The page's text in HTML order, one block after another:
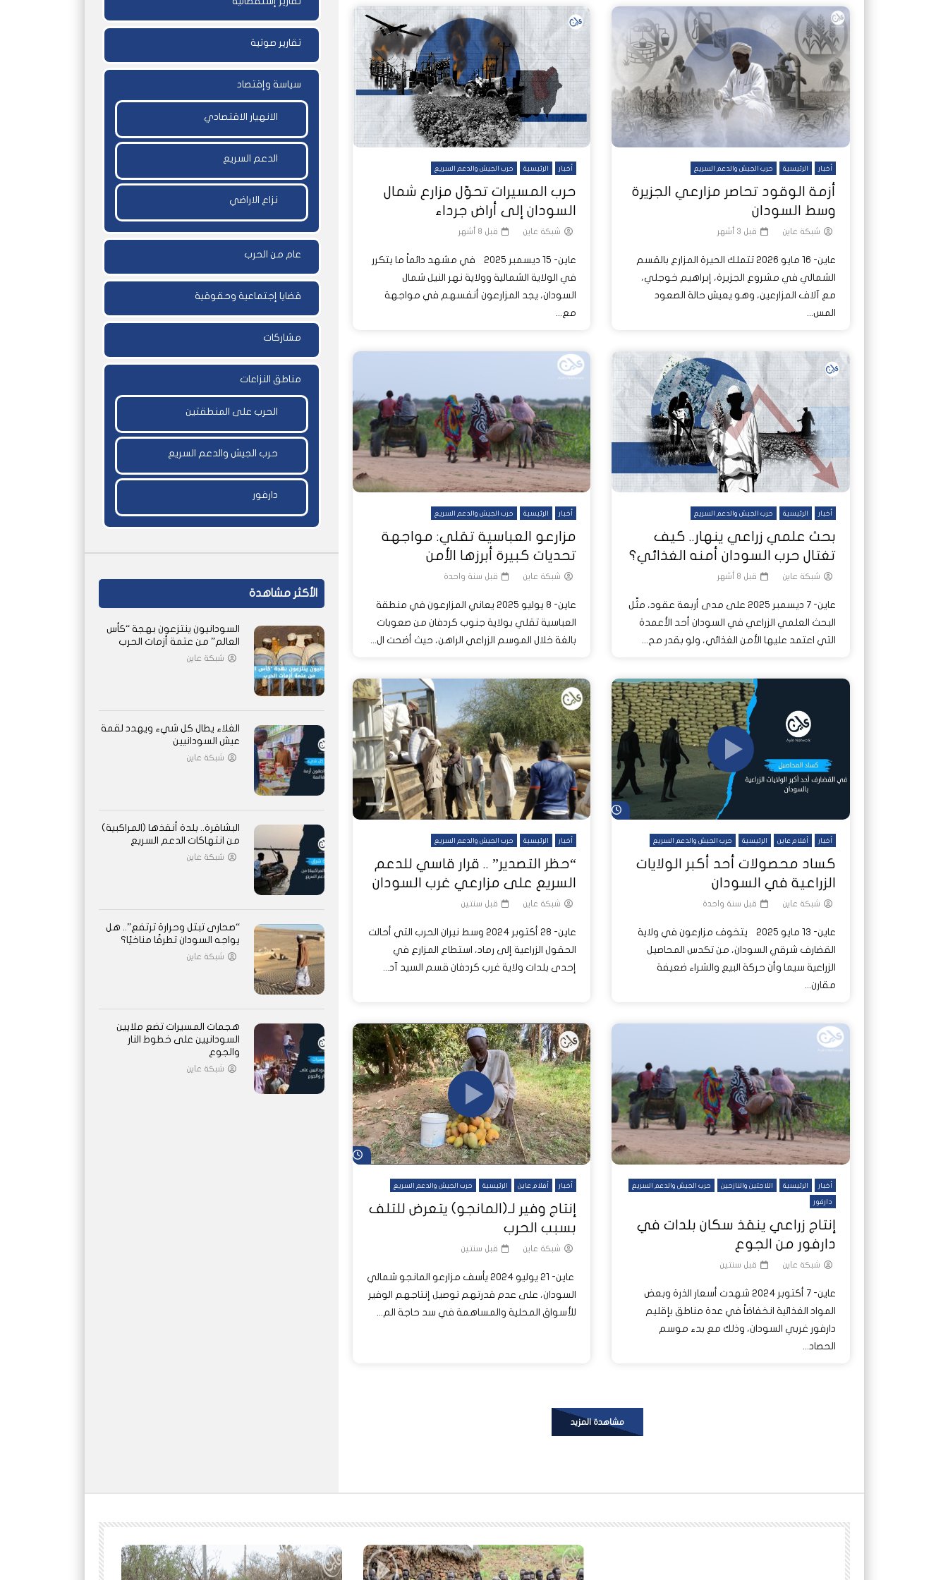
أخبار الرئيسية حرب الجيش والدعم السريع
أزمة الوقود تحاصر مزارعي الجزيرة
وسط السودان
شبكة عاين قبل 3 أشهر
عاين- 16 مايو 2026 تتملك الحيرة المزارع بالقسم
الشمالي في مشروع الجزيرة، إبراهيم خوجلي،
مع آلاف المزارعين، وهو يعيش حالة الصعود
المس...
أخبار الرئيسية حرب الجيش والدعم السريع
حرب المسيرات تحوّل مزارع شمال
السودان إلى أراض جرداء
شبكة عاين قبل 8 أشهر
عاين- 15 ديسمبر 2025 في مشهد دائماً ما يتكرر
في الولاية الشمالية وولاية نهر النيل شمال
السودان، يجد المزارعون أنفسهم في مواجهة
مع...
أخبار الرئيسية حرب الجيش والدعم السريع
بحث علمي زراعي ينهار.. كيف
تغتال حرب السودان أمنه الغذائي؟
شبكة عاين قبل 8 أشهر
عاين- 7 ديسمبر 2025 على مدى أربعة عقود، مثّل
البحث العلمي الزراعي في السودان أحد الأعمدة
التي اعتمد عليها الأمن الغذائي، ولو بقدر مح...
أخبار الرئيسية حرب الجيش والدعم السريع
مزارعو العباسية تقلي: مواجهة
تحديات كبيرة أبرزها الأمن
شبكة عاين قبل سنة واحدة
عاين- 8 يوليو 2025 يعاني المزارعون في منطقة
العباسية تقلي بولاية جنوب كردفان من صعوبات
بالغة خلال الموسم الزراعي الراهن، حيث أضحت ال...
شاهد لاحقاً
أخبار أفلام عاين الرئيسية حرب الجيش والدعم السريع
كساد محصولات أحد أكبر الولايات
الزراعية في السودان
شبكة عاين قبل سنة واحدة
عاين- 13 مايو 2025 يتخوف مزارعون في ولاية
القضارف شرقي السودان، من تكدس المحاصيل
الزراعية سيما وأن حركة البيع والشراء ضعيفة
مقارن...
أخبار الرئيسية حرب الجيش والدعم السريع
“حظر التصدير” .. قرار قاسي للدعم
السريع على مزارعي غرب السودان
شبكة عاين قبل سنتين
عاين- 28 أكتوبر 2024 وسط نيران الحرب التي أحالت
الحقول الزراعية إلى رماد، استطاع المزارع في
إحدى بلدات ولاية غرب كردفان قسم السيد آد...
أخبار الرئيسية اللاجئين والنازحين حرب الجيش والدعم السريع
دارفور
إنتاج زراعي ينقذ سكان بلدات في
دارفور من الجوع
شبكة عاين قبل سنتين
عاين- 7 أكتوبر 2024 شهدت أسعار الذرة وبعض
المواد الغذائية انخفاضاً في عدة مناطق بإقليم
دارفور غربي السودان، وذلك مع بدء موسم
الحصاد...
أخبار أفلام عاين الرئيسية حرب الجيش والدعم السريع
إنتاج وفير لـ(المانجو) يتعرض للتلف
بسبب الحرب
شبكة عاين قبل سنتين
عاين- 21 يوليو 2024 يأسف مزارعو المانجو شمالي
السودان، على عدم قدرتهم توصيل إنتاجهم الوفير
للأسواق المحلية والمساهمة في سد حاجة الم...
مشاهدة المزيد
تقارير صوتية
سياسة وإقتصاد
الانهيار الاقتصادي
الدعم السريع
نزاع الاراضي
عام من الحرب
قضايا إجتماعية وحقوقية
مشاركات
مناطق النزاعات
الحرب على المنطقتين
حرب الجيش والدعم السريع
دارفور
الأكثر مشاهدة
السودانيون ينتزعون بهجة “كأس
العالم” من عتمة أزمات الحرب
شبكة عاين
الغلاء يطال كل شيء ويهدد لقمة
عيش السودانيين
شبكة عاين
البشاقرة.. بلدة أنقذها (المراكبية)
من انتهاكات الدعم السريع
شبكة عاين
“صحارى تبتل وحرارة ترتفع”.. هل
يواجه السودان تطرفًا مناخيًا؟
شبكة عاين
هجمات المسيرات تضع ملايين
السودانيين على خطوط النار
والجوع
شبكة عاين